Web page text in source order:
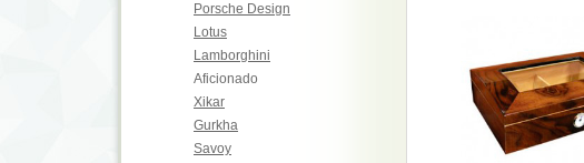
Porsche Design
Lotus
Lamborghini
Aficionado
Xikar
Gurkha
Savoy